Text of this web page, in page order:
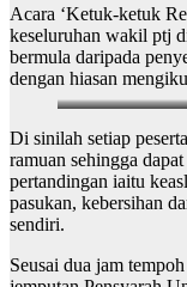
Acara ‘Ketuk-ketuk
keseluruhan wakil ptj
bermula daripada
dengan hiasan
Di sinilah setiap
ramuan sehingga
pertandingan iaitu
pasukan, kebersihan
sendiri.
Seusai dua jam